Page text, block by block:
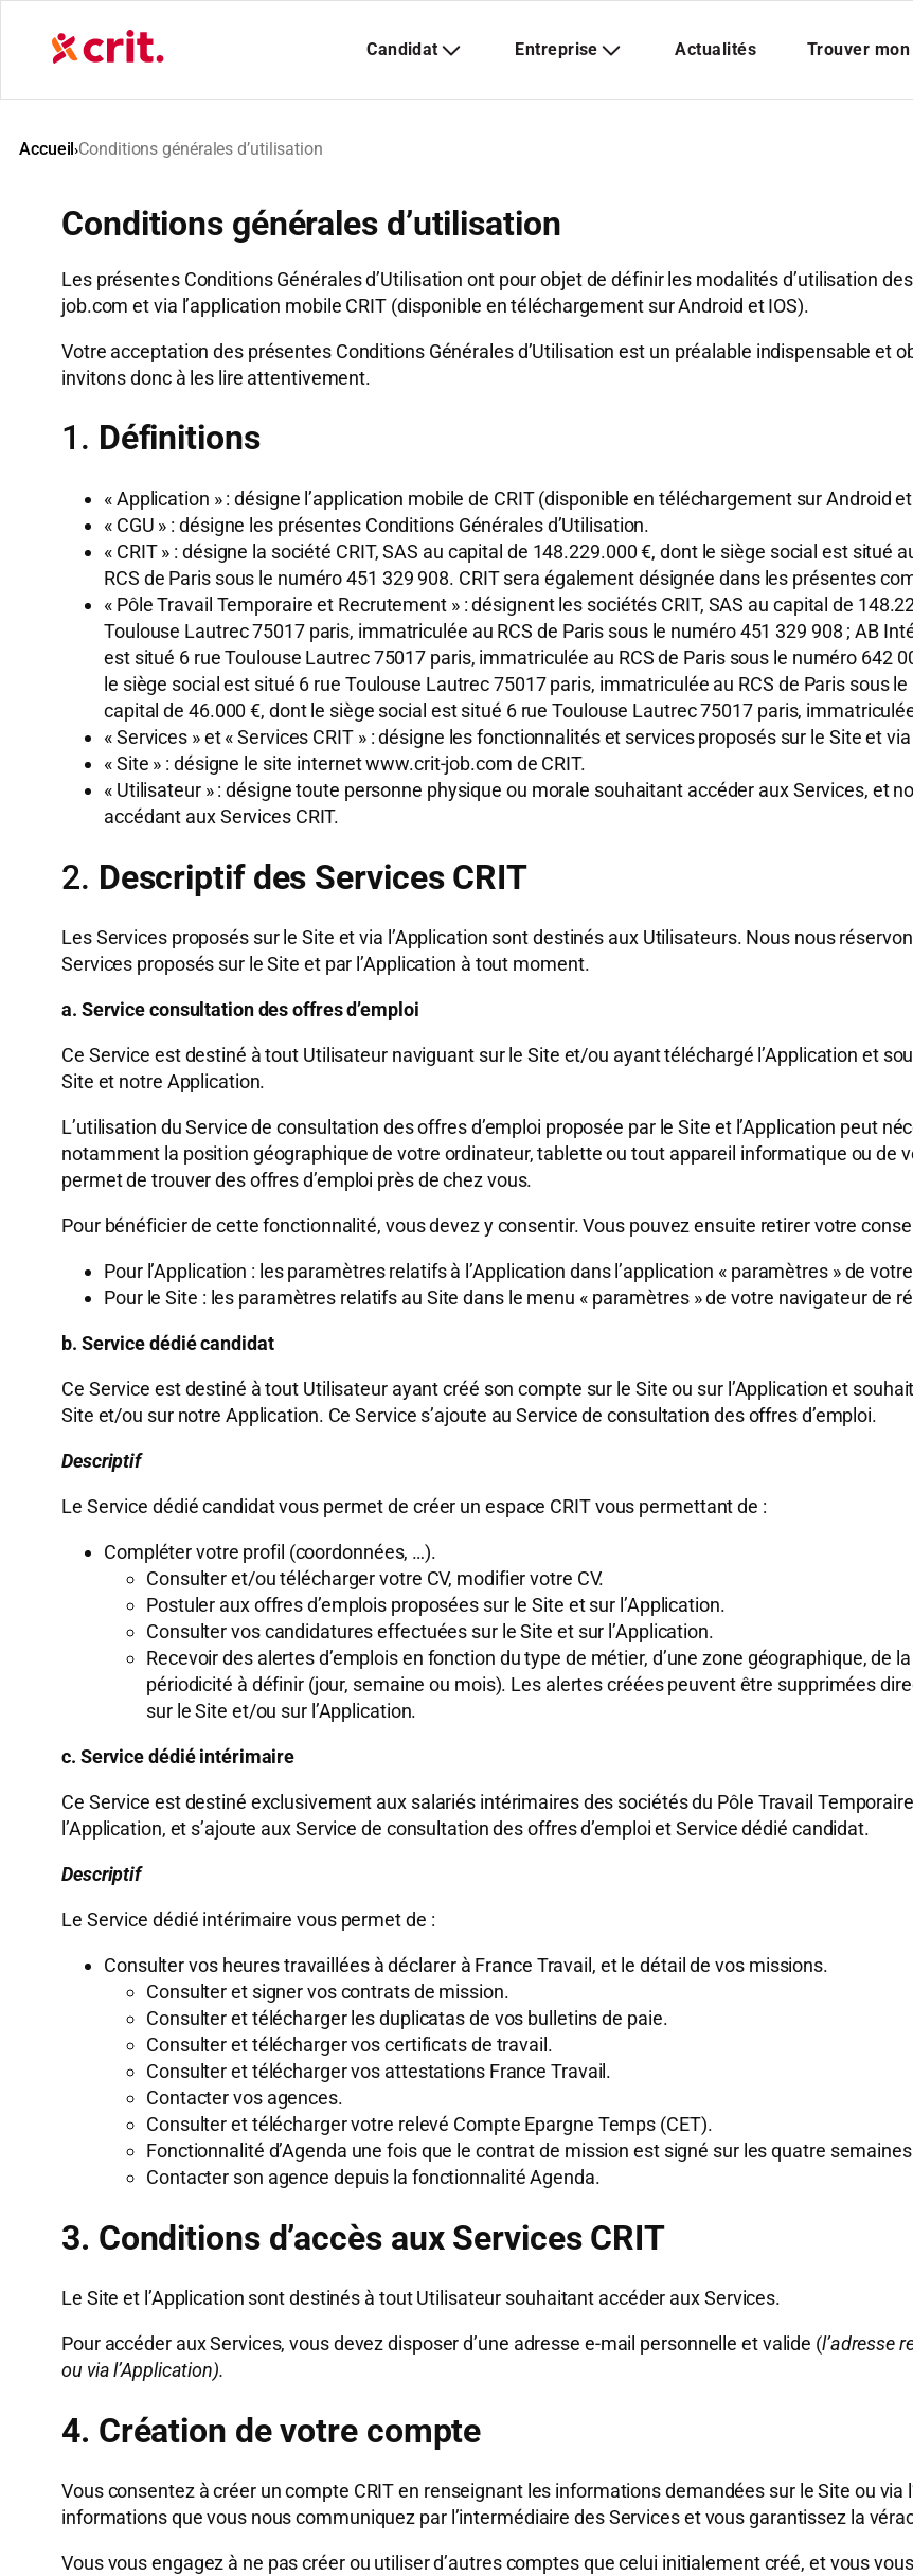
Accueil›Conditions générales d’utilisation
Conditions générales d’utilisation
Les présentes Conditions Générales d’Utilisation ont pour objet de définir les modalités d’utilisation
job.com et via l’application mobile CRIT (disponible en téléchargement sur Android et IOS).
Votre acceptation des présentes Conditions Générales d’Utilisation est un préalable indispensable et
invitons donc à les lire attentivement.
1. Définitions
« Application » : désigne l’application mobile de CRIT (disponible en téléchargement sur Android
« CGU » : désigne les présentes Conditions Générales d’Utilisation.
« CRIT » : désigne la société CRIT, SAS au capital de 148.229.000 €, dont le siège social est
RCS de Paris sous le numéro 451 329 908. CRIT sera également désignée dans les présentes
« Pôle Travail Temporaire et Recrutement » : désignent les sociétés CRIT, SAS au capital de
Toulouse Lautrec 75017 paris, immatriculée au RCS de Paris sous le numéro 451 329 908 ; AB
est situé 6 rue Toulouse Lautrec 75017 paris, immatriculée au RCS de Paris sous le numéro 642
le siège social est situé 6 rue Toulouse Lautrec 75017 paris, immatriculée au RCS de Paris sous
capital de 46.000 €, dont le siège social est situé 6 rue Toulouse Lautrec 75017 paris,
« Services » et « Services CRIT » : désigne les fonctionnalités et services proposés sur le Site et
« Site » : désigne le site internet www.crit-job.com de CRIT.
« Utilisateur » : désigne toute personne physique ou morale souhaitant accéder aux Services, et
accédant aux Services CRIT.
2. Descriptif des Services CRIT
Les Services proposés sur le Site et via l’Application sont destinés aux Utilisateurs. Nous nous
Services proposés sur le Site et par l’Application à tout moment.
a. Service consultation des offres d’emploi
Ce Service est destiné à tout Utilisateur naviguant sur le Site et/ou ayant téléchargé l’Application et
Site et notre Application.
L’utilisation du Service de consultation des offres d’emploi proposée par le Site et l’Application peut
notamment la position géographique de votre ordinateur, tablette ou tout appareil informatique ou de
permet de trouver des offres d’emploi près de chez vous.
Pour bénéficier de cette fonctionnalité, vous devez y consentir. Vous pouvez ensuite retirer votre
Pour l’Application : les paramètres relatifs à l’Application dans l’application « paramètres » de
Pour le Site : les paramètres relatifs au Site dans le menu « paramètres » de votre navigateur de
b. Service dédié candidat
Ce Service est destiné à tout Utilisateur ayant créé son compte sur le Site ou sur l’Application et
Site et/ou sur notre Application. Ce Service s’ajoute au Service de consultation des offres d’emploi.
Descriptif
Le Service dédié candidat vous permet de créer un espace CRIT vous permettant de :
Compléter votre profil (coordonnées, …).
Consulter et/ou télécharger votre CV, modifier votre CV.
Postuler aux offres d’emplois proposées sur le Site et sur l’Application.
Consulter vos candidatures effectuées sur le Site et sur l’Application.
Recevoir des alertes d’emplois en fonction du type de métier, d’une zone géographique, de
périodicité à définir (jour, semaine ou mois). Les alertes créées peuvent être supprimées
sur le Site et/ou sur l’Application.
c. Service dédié intérimaire
Ce Service est destiné exclusivement aux salariés intérimaires des sociétés du Pôle Travail
l’Application, et s’ajoute aux Service de consultation des offres d’emploi et Service dédié candidat.
Descriptif
Le Service dédié intérimaire vous permet de :
Consulter vos heures travaillées à déclarer à France Travail, et le détail de vos missions.
Consulter et signer vos contrats de mission.
Consulter et télécharger les duplicatas de vos bulletins de paie.
Consulter et télécharger vos certificats de travail.
Consulter et télécharger vos attestations France Travail.
Contacter vos agences.
Consulter et télécharger votre relevé Compte Epargne Temps (CET).
Fonctionnalité d’Agenda une fois que le contrat de mission est signé sur les quatre
Contacter son agence depuis la fonctionnalité Agenda.
3. Conditions d’accès aux Services CRIT
Le Site et l’Application sont destinés à tout Utilisateur souhaitant accéder aux Services.
Pour accéder aux Services, vous devez disposer d’une adresse e-mail personnelle et valide (l’adresse
ou via l’Application).
4. Création de votre compte
Vous consentez à créer un compte CRIT en renseignant les informations demandées sur le Site ou via
informations que vous nous communiquez par l’intermédiaire des Services et vous garantissez la
Vous vous engagez à ne pas créer ou utiliser d’autres comptes que celui initialement créé, et vous